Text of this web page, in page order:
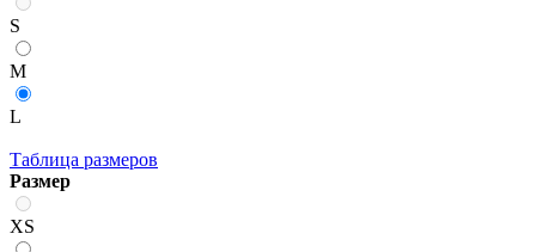
S
M
L
Таблица размеров
Размер
XS